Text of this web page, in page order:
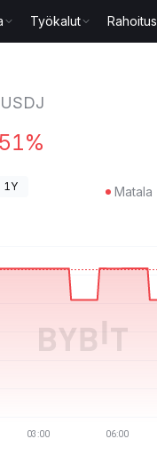
Työkalut Rahoitus
USDJ
1Y Matala